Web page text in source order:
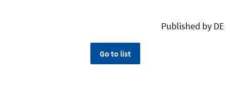
Published by DE
Go to list